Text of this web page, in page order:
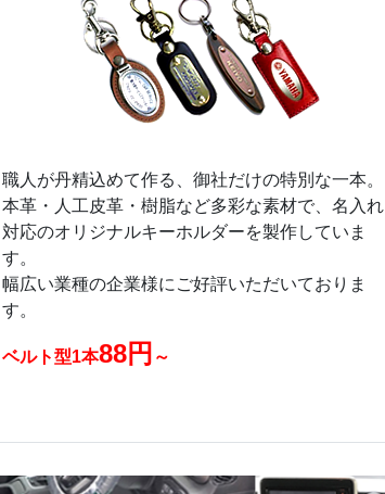
職人が丹精込めて作る、御社だけの特別な一本。
本革・人工皮革・樹脂など多彩な素材で、名入れ
対応のオリジナルキーホルダーを製作していま
す。
幅広い業種の企業様にご好評いただいておりま
す。
ベルト型1本88円 ～